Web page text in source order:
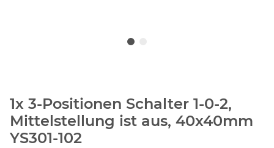
1x 3-Positionen Schalter 1-0-2,
Mittelstellung ist aus, 40x40mm
YS301-102